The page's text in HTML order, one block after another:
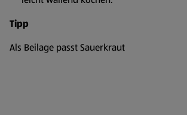
Tipp
Als Beilage passt Sauerkraut